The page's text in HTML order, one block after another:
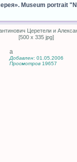
Museum portrait
Церетели и
[500 x 335 jpg]
а
Добавлен: 01.05.2006
Просмотров 19657